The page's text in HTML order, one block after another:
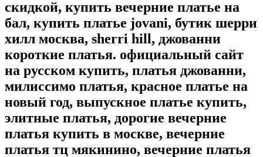
скидкой, купить вечерние платье на
бал, купить платье jovani, бутик шерри
хилл москва, sherri hill, джованни
короткие платья. официальный сайт
на русском купить, платья джованни,
милиссимо платья, красное платье на
новый год, выпускное платье купить,
элитные платья, дорогие вечерние
платья купить в москве, вечерние
платья тц мякинино, вечерние платья